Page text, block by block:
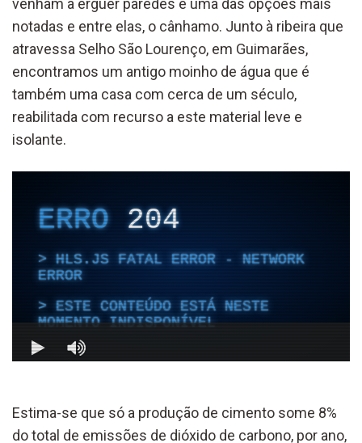
notadas e entre elas, o cânhamo. Junto à ribeira que
atravessa Selho São Lourenço, em Guimarães,
encontramos um antigo moinho de água que é
também uma casa com cerca de um século,
reabilitada com recurso a este material leve e
isolante.
Estima-se que só a produção de cimento some 8%
do total de emissões de dióxido de carbono, por ano,